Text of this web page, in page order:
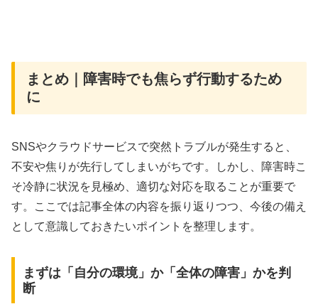
まとめ｜障害時でも焦らず行動するため
に
SNSやクラウドサービスで突然トラブルが発生すると、
不安や焦りが先行してしまいがちです。しかし、障害時こ
そ冷静に状況を見極め、適切な対応を取ることが重要で
す。ここでは記事全体の内容を振り返りつつ、今後の備え
として意識しておきたいポイントを整理します。
まずは「自分の環境」か「全体の障害」かを判
断